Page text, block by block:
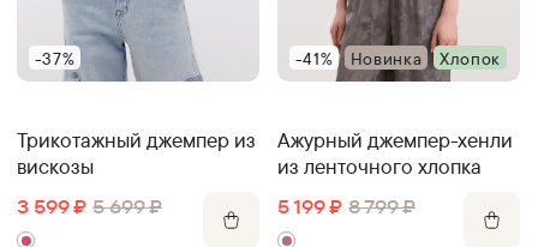
-37%
Трикотажный джемпер из
вискозы
3 599 ₽ 5 699 ₽
-41% Новинка Хлопок
Ажурный джемпер-хенли
из ленточного хлопка
5 199 ₽ 8 799 ₽